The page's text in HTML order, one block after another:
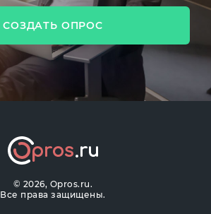
СОЗДАТЬ ОПРОС
© 2026, Opros.ru.
Все права защищены.